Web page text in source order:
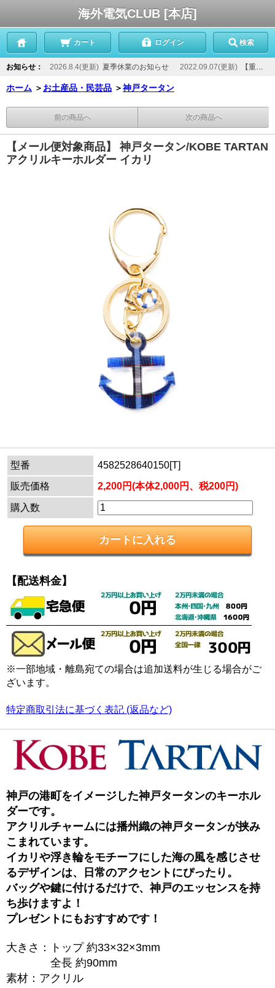
海外電気CLUB [本店]
カート ログイン 検索
お知らせ： 2026.8.4(更新) 夏季休業のお知らせ 2022.09.07(更新) 【重要】当店からのメールが届かないお客様へ
ホーム ＞ お土産品・民芸品 ＞神戸タータン
前の商品へ 次の商品へ
【メール便対象商品】 神戸タータン/KOBE TARTAN
アクリルキーホルダー イカリ
型番
4582528640150[T]
販売価格
2,200円(本体2,000円、税200円)
購入数
【配送料金】
※一部地域・離島宛ての場合は追加送料が生じる場合がご
ざいます。
特定商取引法に基づく表記 (返品など)
神戸の港町をイメージした神戸タータンのキーホル
ダーです。
アクリルチャームには播州織の神戸タータンが挟み
こまれています。
イカリや浮き輪をモチーフにした海の風を感じさせ
るデザインは、日常のアクセントにぴったり。
バッグや鍵に付けるだけで、神戸のエッセンスを持
ち歩けますよ！
プレゼントにもおすすめです！
大きさ：トップ 約33×32×3mm
全長 約90mm
素材：アクリル